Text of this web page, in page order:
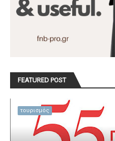
FEATURED POST
τουρισμός